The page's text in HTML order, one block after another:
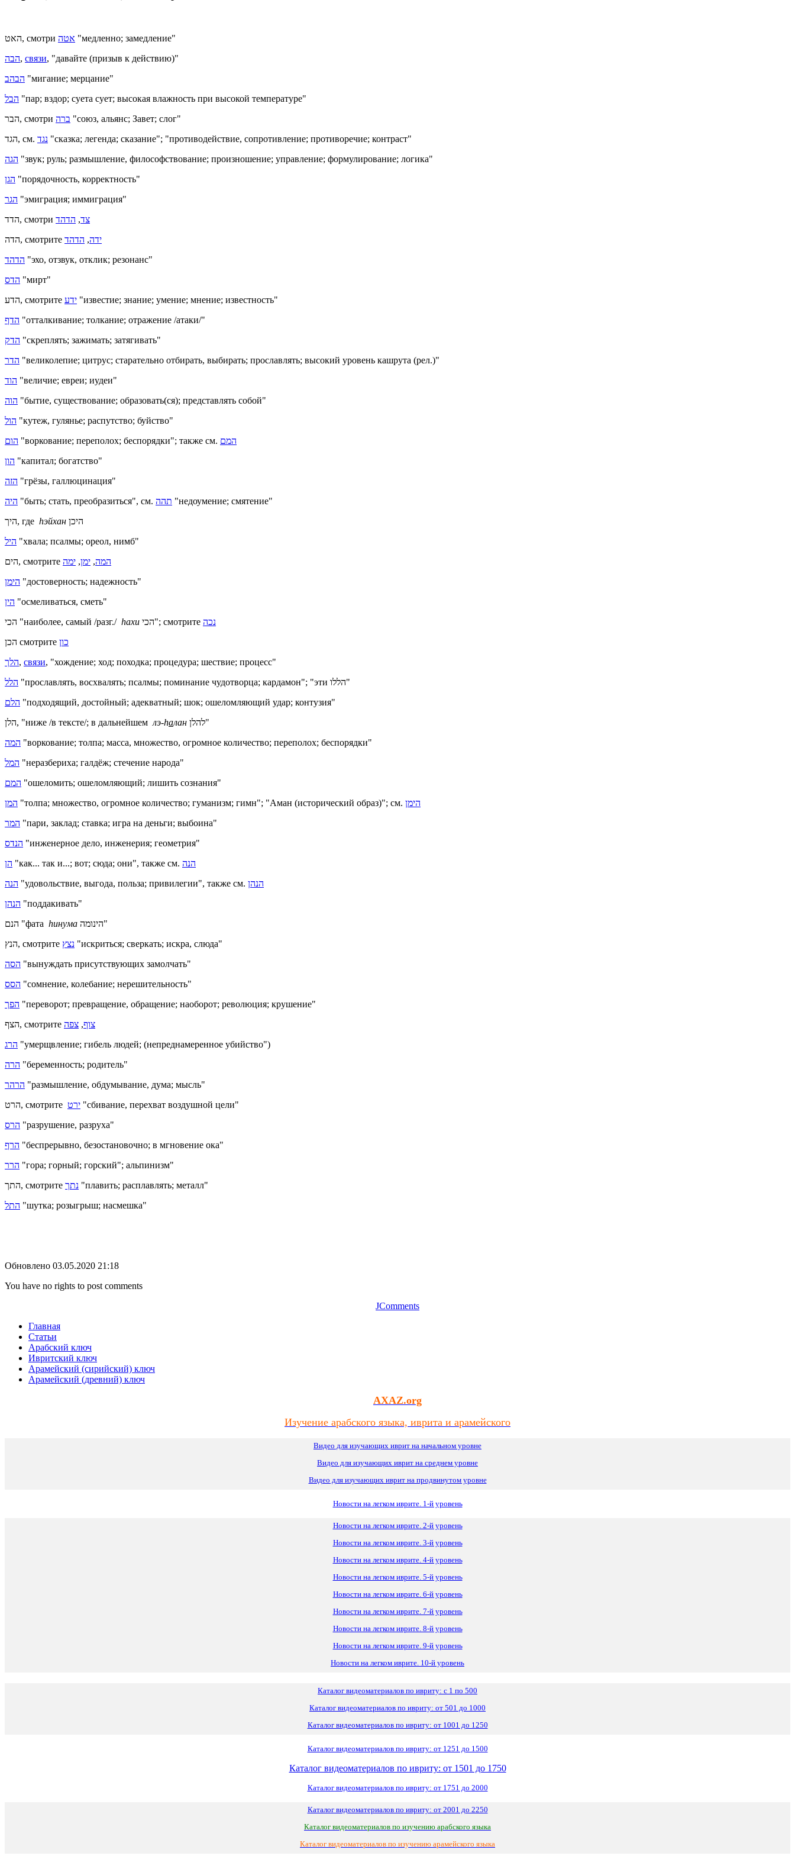
האט, смотри אטה "медленно; замедление"
הבה, связи, "давайте (призыв к действию)"
הבהב "мигание; мерцание"
הבל "пар; вздор; суета сует; высокая влажность при высокой температуре"
הבר, смотри ברה "союз, альянс; Завет; слог"
הגד, см. נגד "сказка; легенда; сказание"; "противодействие, сопротивление; противоречие; контраст"
הגה "звук; руль; размышление, философствование; произношение; управление; формулирование; логика"
הגן "порядочность, корректность"
הגר "эмиграция; иммиграция"
הדד, смотри
צד, הדהד
הדה, смотрите
ידה, הדהד
הדהד "эхо, отзвук, отклик; резонанс"
הדס "мирт"
הדע, смотрите ידע "известие; знание; умение; мнение; известность"
הדף "отталкивание; толкание; отражение /атаки/"
הדק "скреплять; зажимать; затягивать"
הדר "великолепие; цитрус; старательно отбирать, выбирать; прославлять; высокий уровень кашрута (рел.)"
הוד "величие; евреи; иудеи"
הוה "бытие, существование; образовать(ся); представлять собой"
הול "кутеж, гулянье; распутство; буйство"
הום "воркование; переполох; беспорядки"; также см. המם
הון "капитал; богатство"
הזה "грёзы, галлюцинация"
היה "быть; стать, преобразиться", см. תהה "недоумение; смятение"
היך, где hэйхан היכן
היל "хвала; псалмы; ореол, нимб"
הים, смотрите
המה, ימן, ימה
הימן "достоверность; надежность"
הין "осмеливаться, сметь"
הכי "наиболее, самый /разг./ hахи הכי"; смотрите נכה
הכן смотрите כון
הלך, связи, "хождение; ход; походка; процедура; шествие; процесс"
הלל
"прославлять, восхвалять; псалмы; поминание чудотворца; кардамон"; "эти הללו"
הלם "подходящий, достойный; адекватный; шок; ошеломляющий удар; контузия"
הלן, "ниже /в тексте/; в дальнейшем лэ-hалан
להלן"
המה "воркование; толпа; масса, множество, огромное количество; переполох; беспорядки"
המל "неразбериха; галдёж; стечение народа"
המם "ошеломить; ошеломляющий; лишить сознания"
המן "толпа; множество, огромное количество; гуманизм; гимн"; "Аман (исторический образ)"; см. הימן
המר "пари, заклад; ставка; игра на деньги; выбоина"
הנדס "инженерное дело, инженерия; геометрия"
הן "как... так и...; вот; сюда; они", также см. הנה
הנה "удовольствие, выгода, польза; привилегии", также см. הנהן
הנהן "поддакивать"
הנם "фата hинума
הינומה"
הנץ, смотрите נצץ "искриться; сверкать; искра, слюда"
הסה "вынуждать присутствующих замолчать"
הסס "сомнение, колебание; нерешительность"
הפך "переворот; превращение, обращение; наоборот; революция; крушение"
הצף, смотрите
צוף, צפה
הרג "умерщвление; гибель людей; (непреднамеренное убийство")
הרה "беременность; родитель"
הרהר "размышление, обдумывание, дума; мысль"
הרט, смотрите ירט "сбивание, перехват воздушной цели"
הרס "разрушение, разруха"
הרף "беспрерывно, безостановочно; в мгновение ока"
הרר "гора; горный; горский"; альпинизм"
התך, смотрите נתך "плавить; расплавлять; металл"
התל "шутка; розыгрыш; насмешка"
Обновлено 03.05.2020 21:18
You have no rights to post comments
JComments
Главная
Статьи
Арабский ключ
Ивритский ключ
Арамейский (сирийский) ключ
Арамейский (древний) ключ
AXAZ.org
Изучение арабского языка, иврита и арамейского
Видео для изучающих иврит на начальном уровне
Видео для изучающих иврит на среднем уровне
Видео для изучающих иврит на продвинутом уровне
Новости на легком иврите. 1-й уровень
Новости на легком иврите. 2-й уровень
Новости на легком иврите. 3-й уровень
Новости на легком иврите. 4-й уровень
Новости на легком иврите. 5-й уровень
Новости на легком иврите. 6-й уровень
Новости на легком иврите. 7-й уровень
Новости на легком иврите. 8-й уровень
Новости на легком иврите. 9-й уровень
Новости на легком иврите. 10-й уровень
Каталог видеоматериалов по ивриту: с 1 по 500
Каталог видеоматериалов по ивриту: от 501 до 1000
Каталог видеоматериалов по ивриту: от 1001 до 1250
Каталог видеоматериалов по ивриту: от 1251 до 1500
Каталог видеоматериалов по ивриту: от 1501 до 1750
Каталог видеоматериалов по ивриту: от 1751 до 2000
Каталог видеоматериалов по ивриту: от 2001 до 2250
Каталог видеоматериалов по изучению арабского языка
Каталог видеоматериалов по изучению арамейского языка